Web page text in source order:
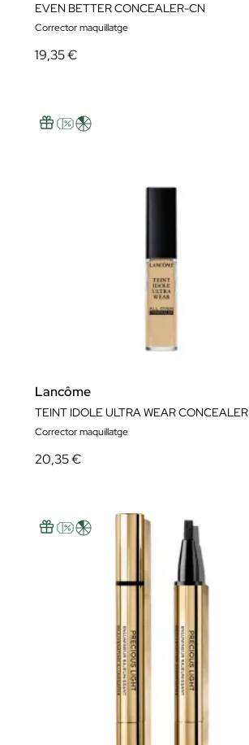
EVEN BETTER CONCEALER-CN
Corrector maquillatge
19,35 €
Lancôme
TEINT IDOLE ULTRA WEAR CONCEALER
Corrector maquillatge
20,35 €